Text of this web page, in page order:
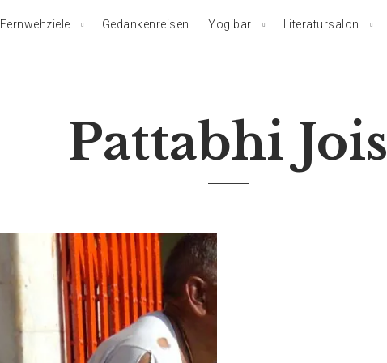
Fernwehziele Gedankenreisen Yogibar Literatursalon
Pattabhi Jois